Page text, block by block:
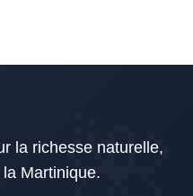
la richesse naturelle,
Martinique.